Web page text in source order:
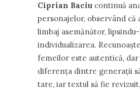
Ciprian Baciu continuă
personajelor, observând că
limbaj asemănător,
individualizarea.
femeilor este autentică,
diferența dintre generații
tare, iar textul să fie